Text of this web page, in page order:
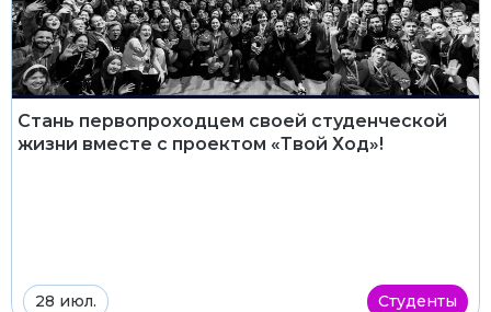
Стань первопроходцем своей студенческой
жизни вместе с проектом «Твой Ход»!
28 июл. Студенты